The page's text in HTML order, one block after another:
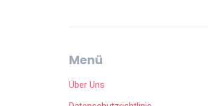
Menü
Über Uns